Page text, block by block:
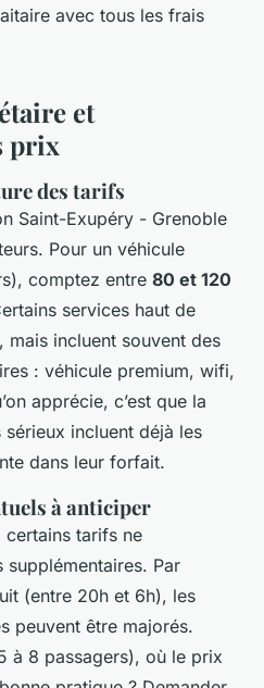
avec tous les frais
et
prix
des tarifs
Saint-Exupéry - Grenoble
Pour un véhicule
comptez entre 80 et 120
services haut de
mais incluent souvent des
: véhicule premium, wifi,
apprécie, c’est que la
incluent déjà les
dans leur forfait.
à anticiper
tarifs ne
supplémentaires. Par
(entre 20h et 6h), les
peuvent être majorés.
à 8 passagers), où le prix